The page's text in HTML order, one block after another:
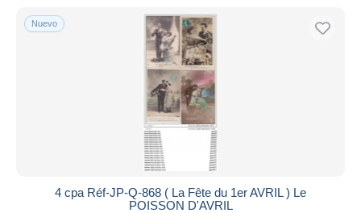
Nuevo
4 cpa Réf-JP-Q-868 ( La Fête du 1er AVRIL ) Le
POISSON D'AVRIL